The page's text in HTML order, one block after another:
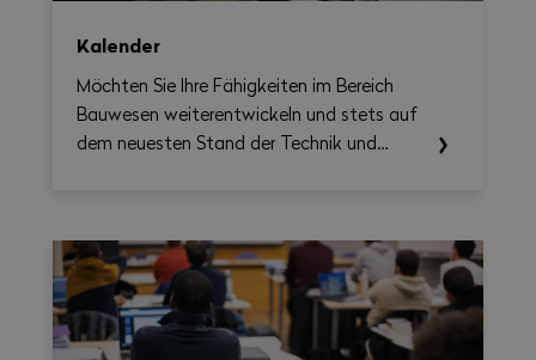
Kalender
Möchten Sie Ihre Fähigkeiten im Bereich
Bauwesen weiterentwickeln und stets auf
dem neuesten Stand der Technik und